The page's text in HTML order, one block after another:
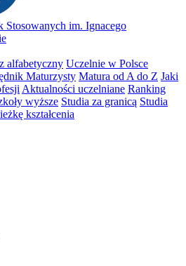
Stosowanych im. Ignacego
alfabetyczny Uczelnie w Polsce
Maturzysty Matura od A do Z Jaki
Aktualności uczelniane Ranking
wyższe Studia za granicą Studia
kształcenia